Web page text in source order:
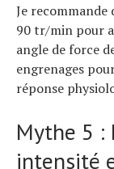
Je
90 tr/min pour
angle de force
engrenages
réponse
Mythe 5 :
intensité